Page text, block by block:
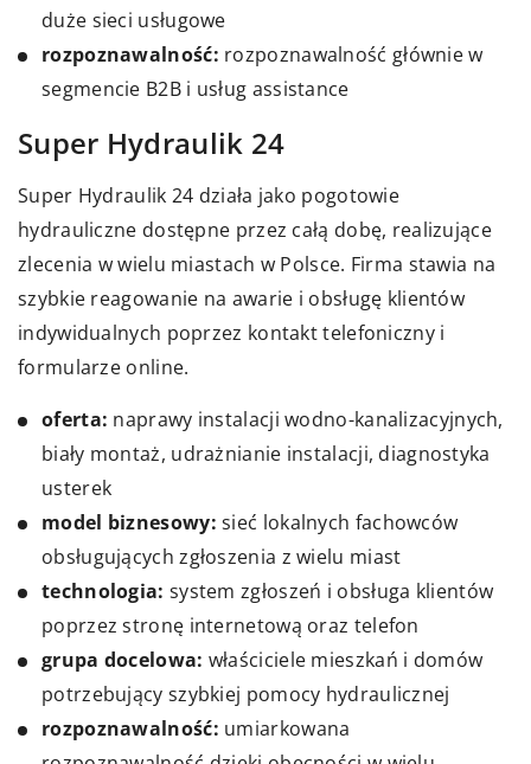
duże sieci usługowe
rozpoznawalność: rozpoznawalność głównie w
segmencie B2B i usług assistance
Super Hydraulik 24
Super Hydraulik 24 działa jako pogotowie
hydrauliczne dostępne przez całą dobę, realizujące
zlecenia w wielu miastach w Polsce. Firma stawia na
szybkie reagowanie na awarie i obsługę klientów
indywidualnych poprzez kontakt telefoniczny i
formularze online.
oferta: naprawy instalacji wodno-kanalizacyjnych,
biały montaż, udrażnianie instalacji, diagnostyka
usterek
model biznesowy: sieć lokalnych fachowców
obsługujących zgłoszenia z wielu miast
technologia: system zgłoszeń i obsługa klientów
poprzez stronę internetową oraz telefon
grupa docelowa: właściciele mieszkań i domów
potrzebujący szybkiej pomocy hydraulicznej
rozpoznawalność: umiarkowana